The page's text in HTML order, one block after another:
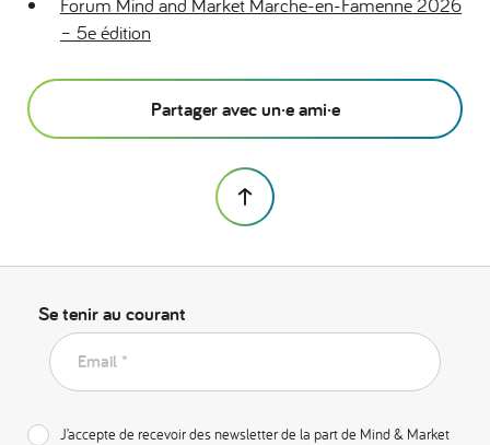
– 5e édition
Partager avec un·e ami·e
Se tenir au courant
Email *
J’accepte de recevoir des newsletter de la part de Mind & Market